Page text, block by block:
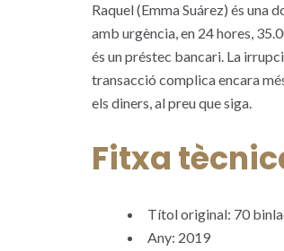
Raquel (Emma Suárez) és una
amb urgència, en 24 hores,
és un préstec bancari. La
transacció complica encara
els diners, al preu que siga.
Fitxa
Títol original: 70
Any: 2019